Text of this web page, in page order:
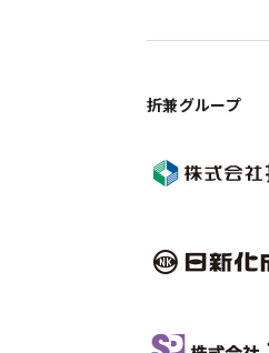
折兼グループ